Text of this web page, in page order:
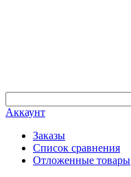
Аккаунт
Заказы
Список сравнения
Отложенные товары